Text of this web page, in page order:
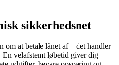
sikkerhedsnet
om at betale lånet af – det handler
En velafstemt løbetid giver dig